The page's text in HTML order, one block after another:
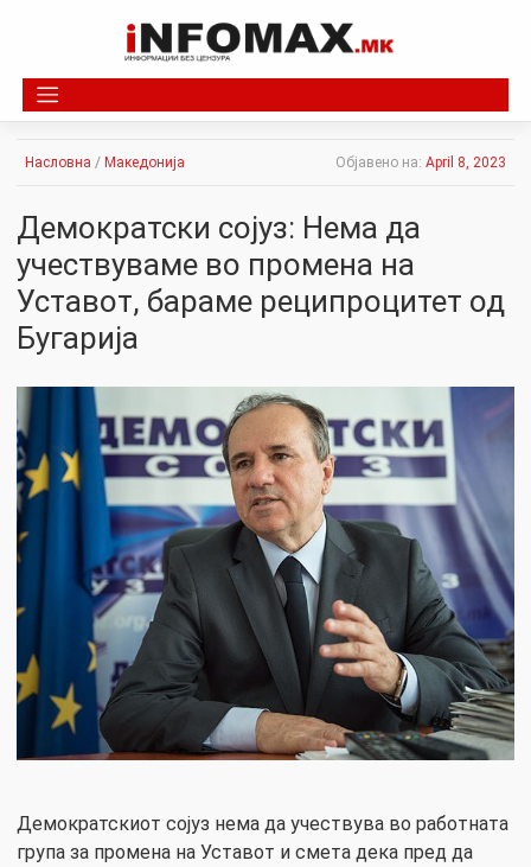
Насловна / Македонија Објавено на: April 8, 2023
Демократски сојуз: Нема да
учествуваме во промена на
Уставот, бараме реципроцитет од
Бугарија
Демократскиот сојуз нема да учествува во работната
група за промена на Уставот и смета дека пред да